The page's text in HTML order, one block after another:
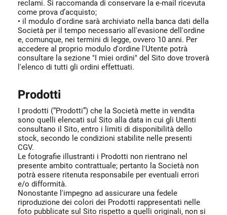
reclami. Si raccomanda di conservare la e-mail ricevuta
come prova d’acquisto;
• il modulo d'ordine sarà archiviato nella banca dati della
Società per il tempo necessario all'evasione dell'ordine
e, comunque, nei termini di legge, ovvero 10 anni. Per
accedere al proprio modulo d'ordine l'Utente potrà
consultare la sezione "I miei ordini" del Sito dove troverà
l'elenco di tutti gli ordini effettuati.
Prodotti
I prodotti (“Prodotti”) che la Società mette in vendita
sono quelli elencati sul Sito alla data in cui gli Utenti
consultano il Sito, entro i limiti di disponibilità dello
stock, secondo le condizioni stabilite nelle presenti
CGV.
Le fotografie illustranti i Prodotti non rientrano nel
presente ambito contrattuale; pertanto la Società non
potrà essere ritenuta responsabile per eventuali errori
e/o difformità.
Nonostante l'impegno ad assicurare una fedele
riproduzione dei colori dei Prodotti rappresentati nelle
foto pubblicate sul Sito rispetto a quelli originali, non si